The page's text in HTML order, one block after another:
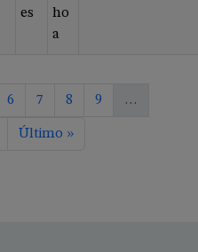
es
ho
a
Página
6 Página
7 Página
8 Página
9 …
Última página
Último »